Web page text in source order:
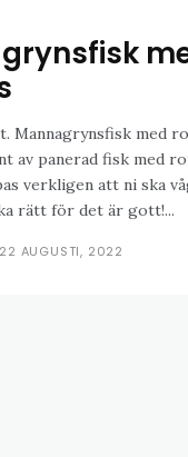
Mannagrynsfisk med
av panerad fisk med
verkligen att ni ska
rätt för det är gott!...
22 AUGUSTI, 2022